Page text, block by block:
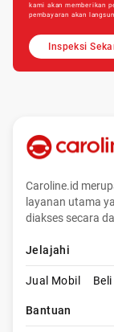
kami akan memberikan
pembayaran akan
Inspeksi
Caroline.id
layanan utama
diakses secara
Jelajahi
Jual Mobil
Bantuan